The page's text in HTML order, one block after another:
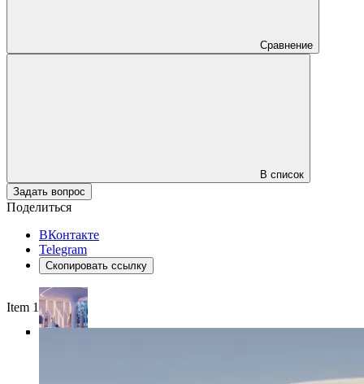
Сравнение
В список
Задать вопрос
Поделиться
ВКонтакте
Telegram
Скопировать ссылку
Item 1 of 4